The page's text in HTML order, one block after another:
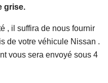
grise.
, il suffira de nous fournir
de votre véhicule Nissan .
vous sera envoyé sous 4